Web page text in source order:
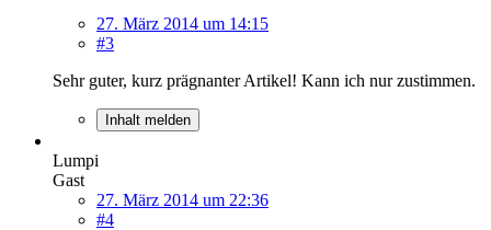
27. März 2014 um 14:15
#3
Sehr guter, kurz prägnanter Artikel! Kann ich nur zustimmen.
Inhalt melden
Lumpi
Gast
27. März 2014 um 22:36
#4